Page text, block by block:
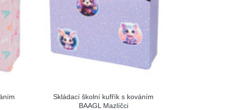
Skládací školní kufřík s kováním
BAAGL Mazlíčci